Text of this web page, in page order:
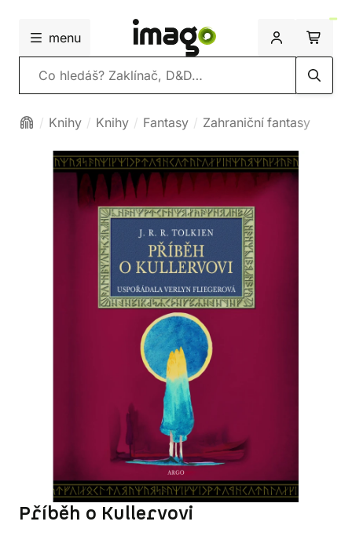
menu
Vyhledávání
Knihy Knihy Fantasy Zahraniční fantasy
Příběh o Kullervovi